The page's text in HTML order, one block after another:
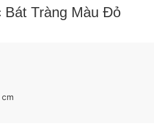
Bát Tràng Màu Đỏ